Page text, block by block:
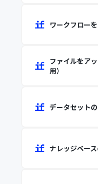
ワークフロー
ファイルをア
用）
データセット
ナレッジベー